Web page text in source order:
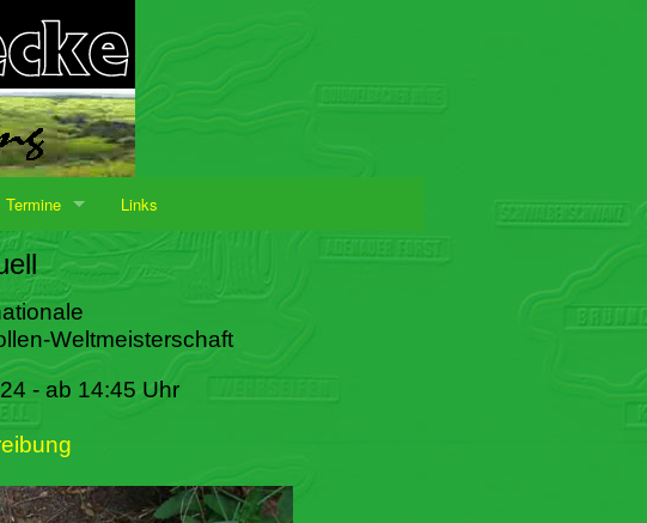
Termine Links
Weltmeisterschaft
- ab 14:45 Uhr